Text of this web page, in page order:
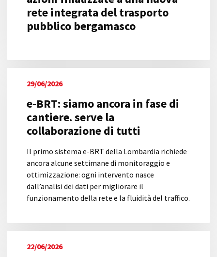
rete integrata del trasporto
pubblico bergamasco
29/06/2026
e-BRT: siamo ancora in fase di
cantiere. serve la
collaborazione di tutti
Il primo sistema e-BRT della Lombardia richiede
ancora alcune settimane di monitoraggio e
ottimizzazione: ogni intervento nasce
dall’analisi dei dati per migliorare il
funzionamento della rete e la fluidità del traffico.
22/06/2026